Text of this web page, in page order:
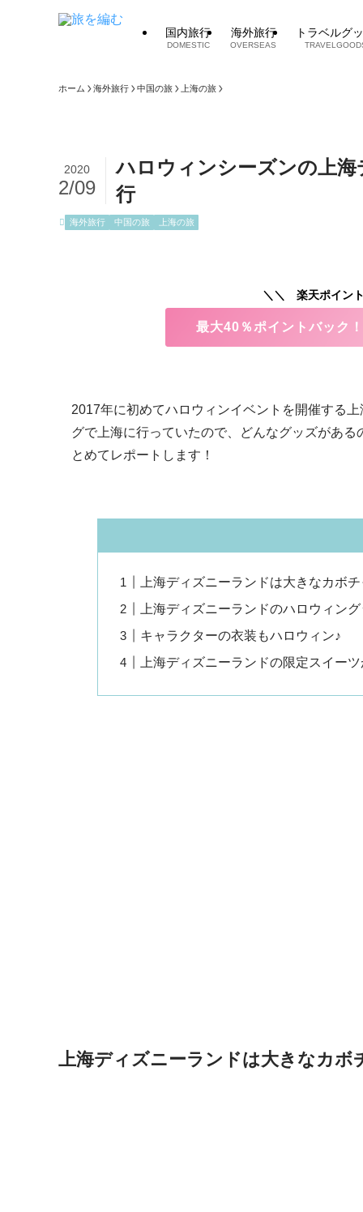
国内旅行
DOMESTIC
海外旅行
OVERSEAS
トラベルグ
ホーム 海外旅行 中国の旅 上海の旅
ハロウィンシーズンの上
行
2020
2/09
海外旅行 中国の旅 上海の旅
＼＼ 楽天ポイン
最大40％ポイントバック
2017年に初めてハロウィンイベントを開催する
グで上海に行っていたので、どんなグッズがあ
とめてレポートします！
上海ディズニーランドは大きなカボ
上海ディズニーランドのハロウィン
キャラクターの衣装もハロウィン♪
上海ディズニーランドの限定スイーツ
上海ディズニーランドは大きなカボ